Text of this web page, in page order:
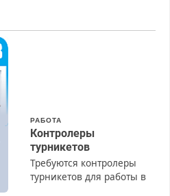
РАБОТА
Контролеры
турникетов
Требуются контролеры
турникетов для работы в